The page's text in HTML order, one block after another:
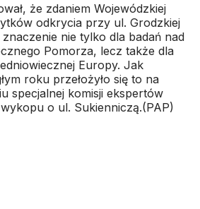
że zdaniem Wojewódzkiej
odkrycia przy ul. Grodzkiej
nie tylko dla badań nad
Pomorza, lecz także dla
Europy. Jak
roku przełożyło się to na
specjalnej komisji ekspertów
o ul. Sukienniczą.(PAP)